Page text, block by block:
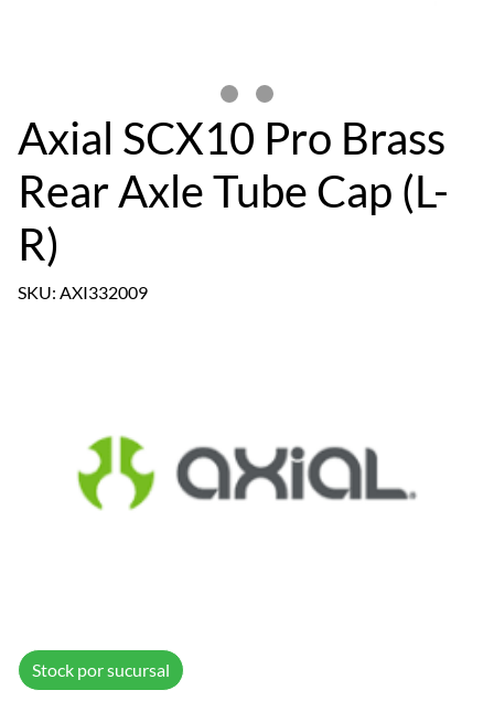
Axial SCX10 Pro Brass
Rear Axle Tube Cap (L-
R)
SKU: AXI332009
Stock por sucursal